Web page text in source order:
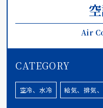
Air
CATEGORY
空冷、水冷 給気、排気